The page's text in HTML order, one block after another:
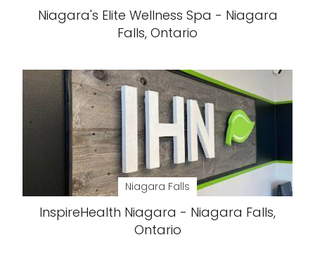
Niagara's Elite Wellness Spa - Niagara
Falls, Ontario
Niagara Falls
InspireHealth Niagara - Niagara Falls,
Ontario